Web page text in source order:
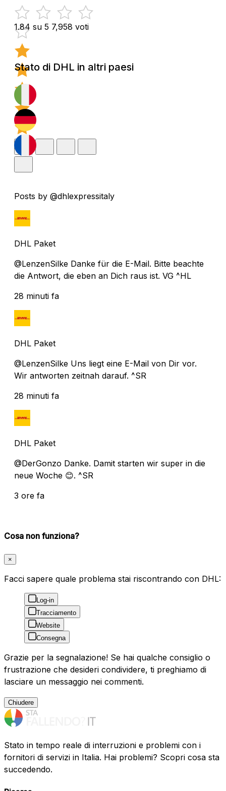
1.84 su 5 7,958 voti
Stato di DHL in altri paesi
Posts by @dhlexpressitaly
DHL Paket
@LenzenSilke Danke für die E-Mail. Bitte beachte
die Antwort, die eben an Dich raus ist. VG ^HL
28 minuti fa
DHL Paket
@LenzenSilke Uns liegt eine E-Mail von Dir vor.
Wir antworten zeitnah darauf. ^SR
28 minuti fa
DHL Paket
@DerGonzo Danke. Damit starten wir super in die
neue Woche 😊. ^SR
3 ore fa
Cosa non funziona?
×
Facci sapere quale problema stai riscontrando con DHL:
Log-in
Tracciamento
Website
Consegna
Grazie per la segnalazione! Se hai qualche consiglio o
frustrazione che desideri condividere, ti preghiamo di
lasciare un messaggio nei commenti.
Chiudere
Stato in tempo reale di interruzioni e problemi con i
fornitori di servizi in Italia. Hai problemi? Scopri cosa sta
succedendo.